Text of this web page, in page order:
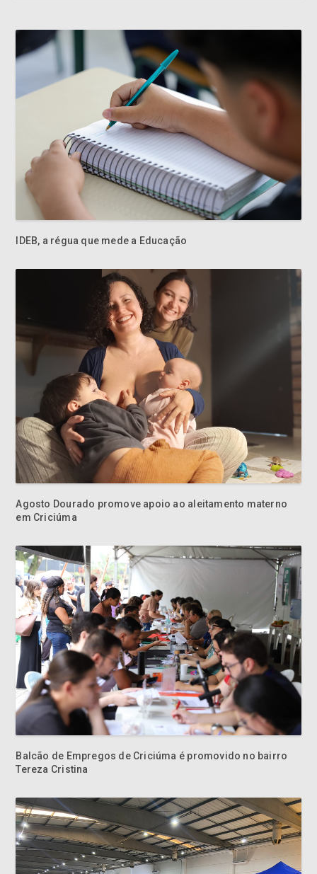
IDEB, a régua que mede a Educação
Agosto Dourado promove apoio ao aleitamento materno
em Criciúma
Balcão de Empregos de Criciúma é promovido no bairro
Tereza Cristina